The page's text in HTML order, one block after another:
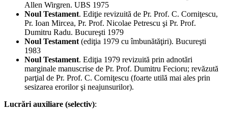
Allen Wirgren. UBS 1975
Noul Testament. Ediţie revizuită de Pr. Prof. C. Corniţescu,
Pr. Ioan Mircea, Pr. Prof. Nicolae Petrescu şi Pr. Prof.
Dumitru Radu. Bucureşti 1979
Noul Testament (ediţia 1979 cu îmbunătăţiri). Bucureşti
1983
Noul Testament. Ediţia 1979 revizuită prin adnotări
marginale manuscrise de Pr. Prof. Dumitru Fecioru; revăzută
parţial de Pr. Prof. C. Corniţescu (foarte utilă mai ales prin
sesizarea erorilor şi neajunsurilor).
Lucrări auxiliare (selectiv):